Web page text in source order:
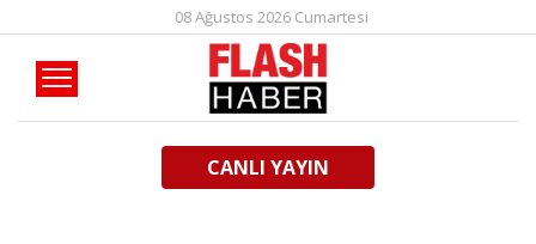
08 Ağustos 2026 Cumartesi
CANLI YAYIN